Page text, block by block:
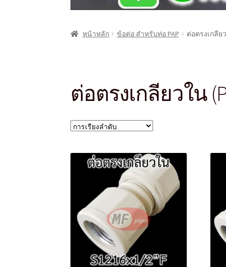
หน้าหลัก ข้อต่อ สำหรับท่อ PAP ต่อตรงเกลีย
ต่อตรงเกลียวใน